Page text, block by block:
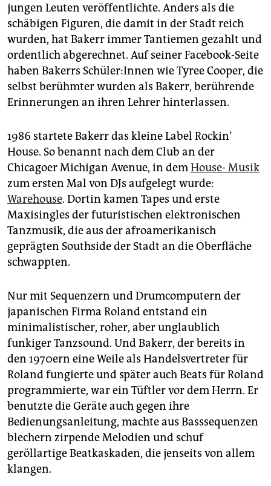
epaper login
jungen Leuten veröffentlichte. Anders als die
schäbigen Figuren, die damit in der Stadt reich
wurden, hat Bakerr immer Tantiemen gezahlt und
ordentlich abgerechnet. Auf seiner Facebook-Seite
haben Bakerrs Schü­le­r:In­nen wie Tyree Cooper, die
selbst berühmter wurden als Bakerr, berührende
Erinnerungen an ihren Lehrer hinterlassen.
1986 startete Bakerr das kleine Label Rockin’
House. So benannt nach dem Club an der
Chicagoer Michigan Avenue, in demHouse- Musik
zum ersten Mal von DJs aufgelegt wurde:
Warehouse. Dortin kamen Tapes und erste
Maxisingles der futuristischen elektronischen
Tanzmusik, die aus der afroamerikanisch
geprägten Southside der Stadt an die Oberfläche
schwappten.
Nur mit Sequenzern und Drumcomputern der
japanischen Firma Roland entstand ein
minimalistischer, roher, aber unglaublich
funkiger Tanzsound. Und Bakerr, der bereits in
den 1970ern eine Weile als Handelsvertreter für
Roland fungierte und später auch Beats für Roland
programmierte, war ein Tüftler vor dem Herrn. Er
benutzte die Geräte auch gegen ihre
Bedienungsanleitung, machte aus Basssequenzen
blechern zirpende Melodien und schuf
geröllartige Beatkaskaden, die jenseits von allem
klangen.